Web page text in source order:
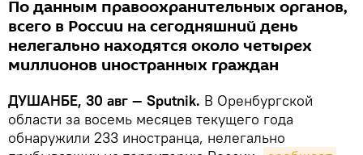
По данным правоохранительных органов,
всего в России на сегодняшний день
нелегально находятся около четырех
миллионов иностранных граждан
ДУШАНБЕ, 30 авг — Sputnik. В Оренбургской
области за восемь месяцев текущего года
обнаружили 233 иностранца, нелегально